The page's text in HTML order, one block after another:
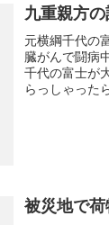
九重親方の
元横綱千代の
臓がんで闘病
千代の富士が
らっしゃった
被災地で